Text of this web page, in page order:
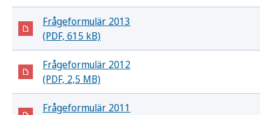
Frågeformulär 2013
(PDF, 615 kB)
Frågeformulär 2012
(PDF, 2,5 MB)
Frågeformulär 2011